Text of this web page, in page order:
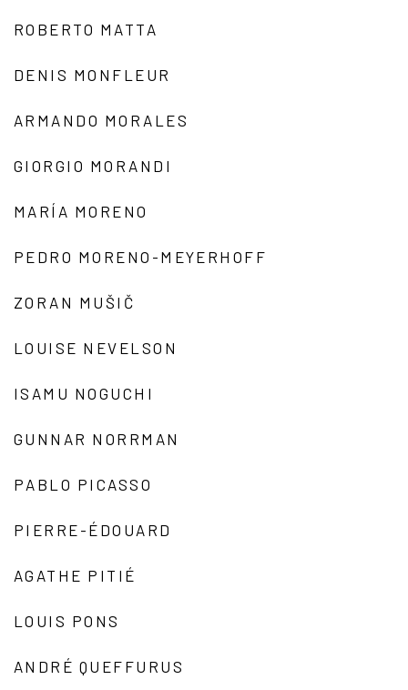
ROBERTO MATTA
DENIS MONFLEUR
ARMANDO MORALES
GIORGIO MORANDI
MARÍA MORENO
PEDRO MORENO-MEYERHOFF
ZORAN MUŠIČ
LOUISE NEVELSON
ISAMU NOGUCHI
GUNNAR NORRMAN
PABLO PICASSO
PIERRE-ÉDOUARD
AGATHE PITIÉ
LOUIS PONS
ANDRÉ QUEFFURUS